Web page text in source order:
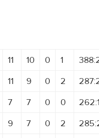
11 10 0 1
11 9 0 2
7 7 0 0
9 7 0 2